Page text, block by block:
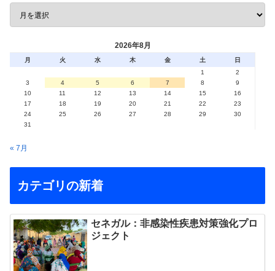
2026年8月
月 火 水 木 金 土
日
1
2
3
4 5 6 7 8
9
10
11 12 13 14 15
16
17
18 19 20 21 22
23
24
25 26 27 28 29
30
31
« 7月
カテゴリの新着
セネガル：非感染性疾患対策強化プロ
ジェクト